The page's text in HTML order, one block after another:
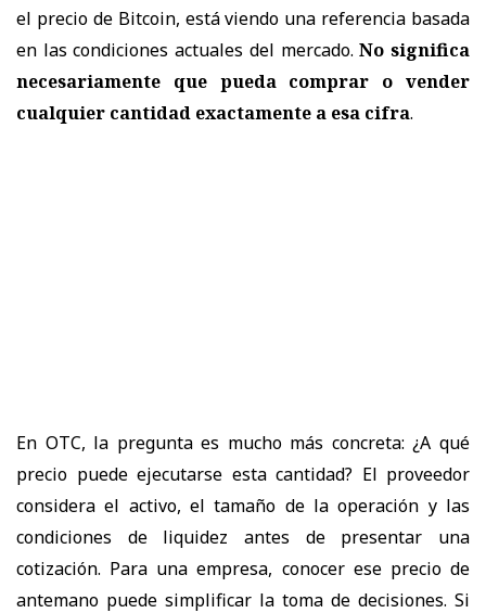
el precio de Bitcoin, está viendo una referencia basada
en las condiciones actuales del mercado.No significa
necesariamente que pueda comprar o vender
cualquier cantidad exactamente a esa cifra.
En OTC, la pregunta es mucho más concreta: ¿A qué
precio puede ejecutarse esta cantidad? El proveedor
considera el activo, el tamaño de la operación y las
condiciones de liquidez antes de presentar una
cotización. Para una empresa, conocer ese precio de
antemano puede simplificar la toma de decisiones. Si